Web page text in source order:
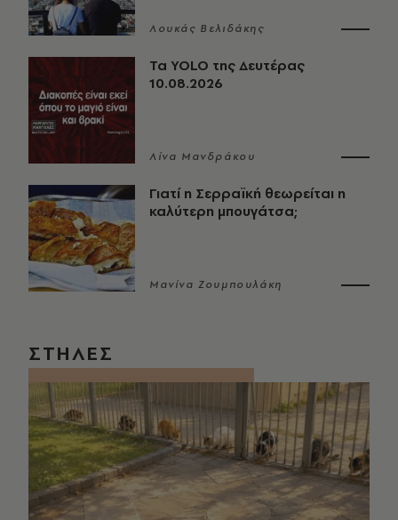
Λουκάς Βελιδάκης
Τα YOLO της Δευτέρας
10.08.2026
Λίνα Μανδράκου
Γιατί η Σερραϊκή θεωρείται η
καλύτερη μπουγάτσα;
Μανίνα Ζουμπουλάκη
ΣΤΗΛΕΣ